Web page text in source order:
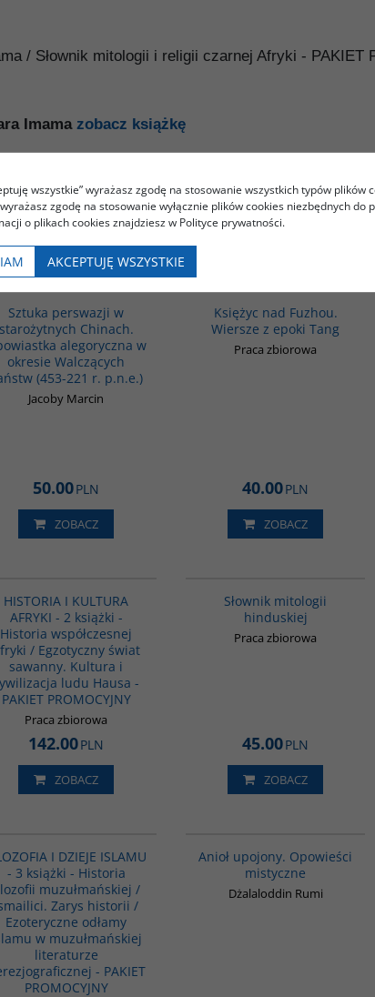
/ Słownik mitologii i religii czarnej Afryki - PAKIET
Imama zobacz książkę
produkt kupili także:
G822
Sztuka perswazji w
starożytnych Chinach.
alegoryczna w
okresie Walczących
(453-221 r. p.n.e.)
Jacoby Marcin
50.00PLN
ZOBACZ
Księżyc nad Fuzhou.
Wiersze z epoki Tang
Praca zbiorowa
40.00PLN
ZOBACZ
HISTORIA I KULTURA
AFRYKI - 2 książki -
Historia współczesnej
/ Egzotyczny świat
sawanny. Kultura i
ludu Hausa -
PAKIET PROMOCYJNY
Praca zbiorowa
142.00PLN
ZOBACZ
Słownik mitologii
hinduskiej
Praca zbiorowa
45.00PLN
ZOBACZ
I DZIEJE ISLAMU
- 3 książki - Historia
muzułmańskiej /
Zarys historii /
Ezoteryczne odłamy
w muzułmańskiej
literaturze
- PAKIET
PROMOCYJNY
Anioł upojony. Opowieści
mistyczne
Dżalaloddin Rumi
wszystkie” wyrażasz zgodę na stosowanie wszystkich typów plików
zgodę na stosowanie wyłącznie plików cookies niezbędnych do
o plikach cookies znajdziesz w Polityce prywatności.
AKCEPTUJĘ WSZYSTKIE